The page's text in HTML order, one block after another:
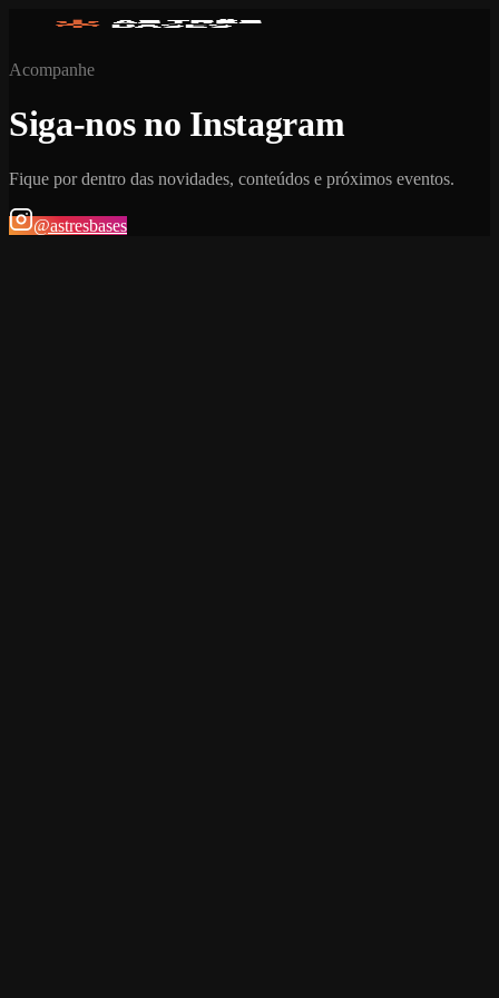
Acompanhe
Siga-nos no Instagram
Fique por dentro das novidades, conteúdos e próximos eventos.
@astresbases